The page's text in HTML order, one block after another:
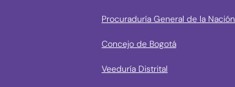
Procuraduría General de la Nación
Concejo de Bogotá
Veeduría Distrital